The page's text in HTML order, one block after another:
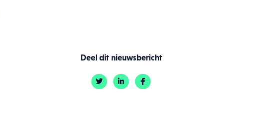
Deel dit nieuwsbericht